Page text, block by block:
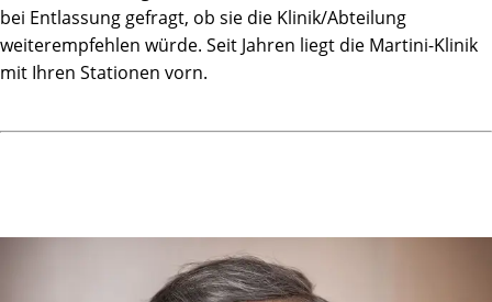
Von Ovid in Versen und Bildern notiert als Ars amatoria,
Die lustvoll und zärtlich in Gleichnissen zeigen,
Wie Amor erscheint im lieblichen Reigen,
Um Leidenschaft zu entfachen, ganz ohne Rezept ...
Testosteronmangel verebbt!
Träume ich oft von den Martinis - den vielen - noch heute,
Fühlend deren menschliche Wärme und Pflege; ach, liebe
bei Entlassung gefragt, ob sie die Klinik/Abteilung
weiterempfehlen würde. Seit Jahren liegt die Martini-Klinik
mit Ihren Stationen vorn.